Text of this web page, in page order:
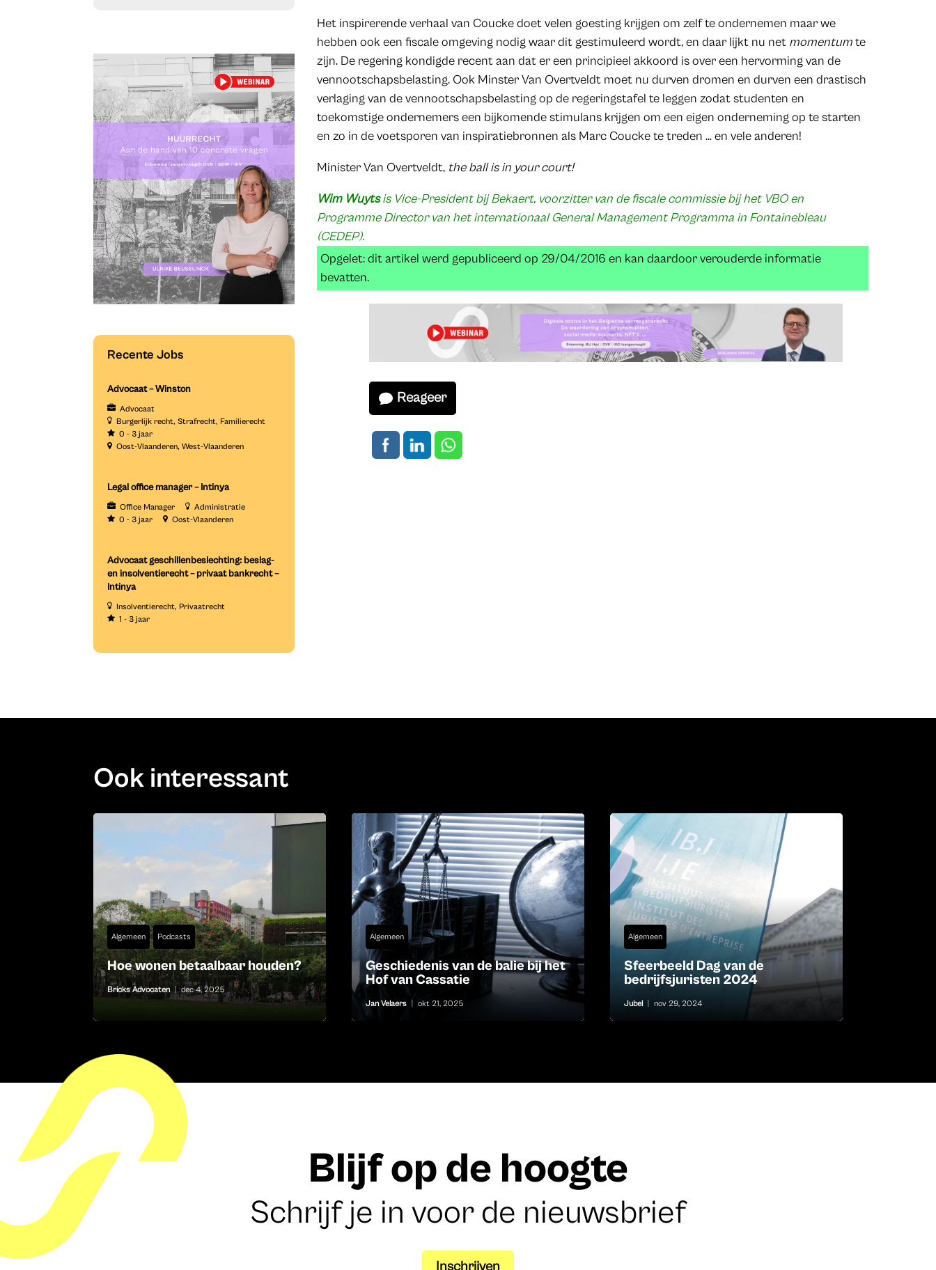
Recente Jobs
Advocaat – Winston
Advocaat
Burgerlijk recht Strafrecht Familierecht
0 - 3 jaar
Oost-Vlaanderen West-Vlaanderen
Legal office manager – Intinya
Office Manager
Administratie
0 - 3 jaar
Oost-Vlaanderen
Advocaat geschillenbeslechting: beslag-
en insolventierecht – privaat bankrecht –
Intinya
Insolventierecht Privaatrecht
1 - 3 jaar
Het inspirerende verhaal van Coucke doet velen goesting krijgen om zelf te ondernemen maar we
hebben ook een fiscale omgeving nodig waar dit gestimuleerd wordt, en daar lijkt nu net momentumte
zijn. De regering kondigde recent aan dat er een principieel akkoord is over een hervorming van de
vennootschapsbelasting. Ook Minster Van Overtveldt moet nu durven dromen en durven een drastisch
verlaging van de vennootschapsbelasting op de regeringstafel te leggen zodat studenten en
toekomstige ondernemers een bijkomende stimulans krijgen om een eigen onderneming op te starten
en zo in de voetsporen van inspiratiebronnen als Marc Coucke te treden … en vele anderen!
Minister Van Overtveldt, the ball is in your court!
Wim Wuytsis Vice-President bij Bekaert, voorzitter van de fiscale commissie bij het VBO en
Programme Director van het internationaal General Management Programma in Fontainebleau
(CEDEP).
Opgelet: dit artikel werd gepubliceerd op 29/04/2016 en kan daardoor verouderde informatie
bevatten.
Reageer
Ook interessant
Algemeen Podcasts
Hoe wonen betaalbaar houden?
Bricks Advocaten | dec 4, 2025
Algemeen
Geschiedenis van de balie bij het
Hof van Cassatie
Jan Velaers okt 21, 2025
Algemeen
Sfeerbeeld Dag van de
bedrijfsjuristen 2024
Jubel nov 29, 2024
Blijf op de hoogte
Schrijf je in voor de nieuwsbrief
Inschrijven